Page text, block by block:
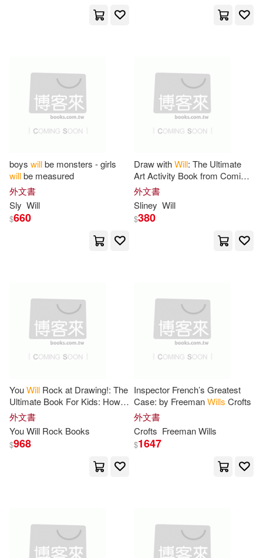
Linda(65)
Young(65) Campbell(64)
Graves(64) Jane(64)
Self(64) Will Design(64)
Turner(63)
Lewis(62)
Hillenbrand(61) Morris(61)
Bozos(60) Cole(60)
Freeman(59) Graham(59)
Dk Pub(18)
Eagle Pub Co of Boca(18)
Grand Central Pub(18)
Stl Distribution North Amer(18)
Blackstone Audio Inc(17)
Harcourt Childrens Books(17)
Nolo(17) Rhino(17)
Distributed Art Pub Inc(16)
Macmillan Computer Pub(16)
boys willbe monsters - girls
willbe measured
外文書
Sly Will
$660
Draw withWill: The Ultimate
Art Activity Book from Comic
Book Artist and TV Star
外文書
Sliney Will
$380
YouWill Rock at Drawing!: The
Ultimate Book For Kids: How
to Draw 301 Step-by-Step
Drawings, Unlock Screen Free
外文書
YouWill Rock Books
$968
Inspector French’s Greatest
Case: by FreemanWills Crofts
外文書
Crofts FreemanWills
$1647